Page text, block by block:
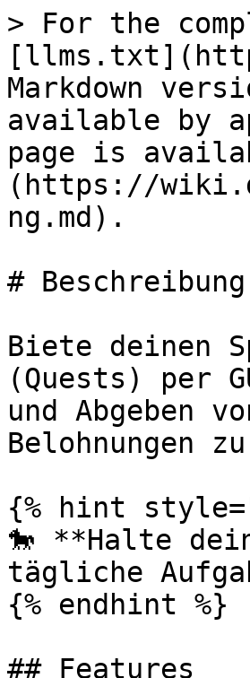
> For the
Markdown
available by
page is
(https://
ng.md).
# Beschreibung
Biete deinen
(Quests) per
und Abgeben
Belohnungen
{% hint
🐎 **Halte
tägliche
{% endhint %}
## Features